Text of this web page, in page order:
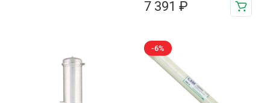
7 391 ₽
-6%